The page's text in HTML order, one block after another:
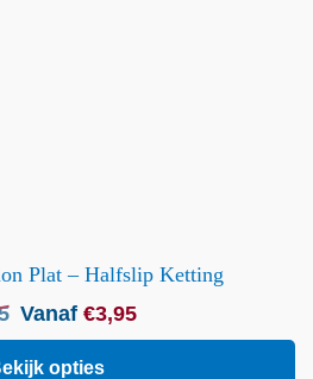
Plat – Halfslip Ketting
Oorspronkelijke
prijs
was:
Vanaf €3,95Huidige
prijs
opties